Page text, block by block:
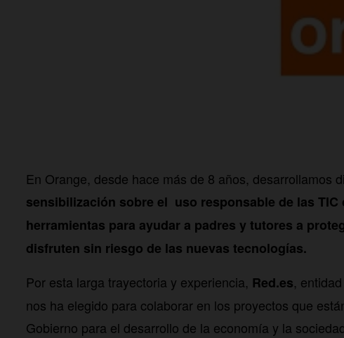
En Orange, desde hace más de 8 años, desarrollamos
sensibilización sobre el uso responsable de las TIC
herramientas para ayudar a padres y tutores a
disfruten sin riesgo de las nuevas tecnologías.
Por esta larga trayectoria y experiencia, Red.es,
nos ha elegido para colaborar en los proyectos que
Gobierno para el desarrollo de la economía y la